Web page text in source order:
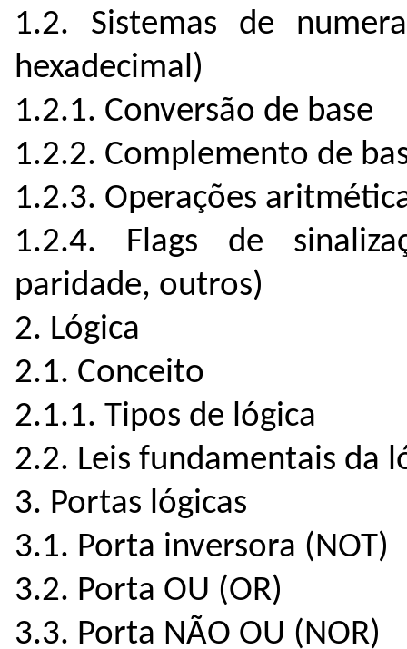
1.2. Sistemas de
hexadecimal)
1.2.1. Conversão de base
1.2.2. Complemento de
1.2.3. Operações
1.2.4. Flags de
paridade, outros)
2. Lógica
2.1. Conceito
2.1.1. Tipos de lógica
2.2. Leis fundamentais da
3. Portas lógicas
3.1. Porta inversora (NOT)
3.2. Porta OU (OR)
3.3. Porta NÃO OU (NOR)